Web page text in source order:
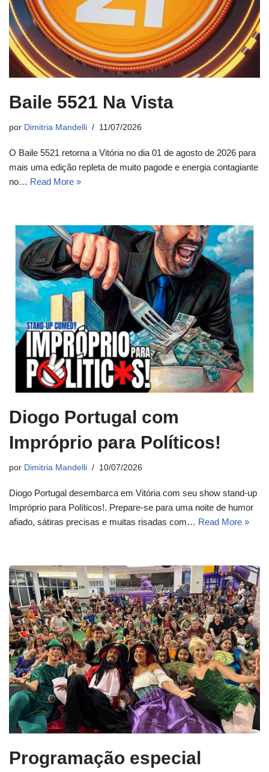
Baile 5521 Na Vista
por Dimitria Mandelli 11/07/2026
O Baile 5521 retorna a Vitória no dia 01 de agosto de 2026 para
mais uma edição repleta de muito pagode e energia contagiante
no… Read More »
Diogo Portugal com
Impróprio para Políticos!
por Dimitria Mandelli 10/07/2026
Diogo Portugal desembarca em Vitória com seu show stand-up
Impróprio para Políticos!. Prepare-se para uma noite de humor
afiado, sátiras precisas e muitas risadas com… Read More »
Programação especial